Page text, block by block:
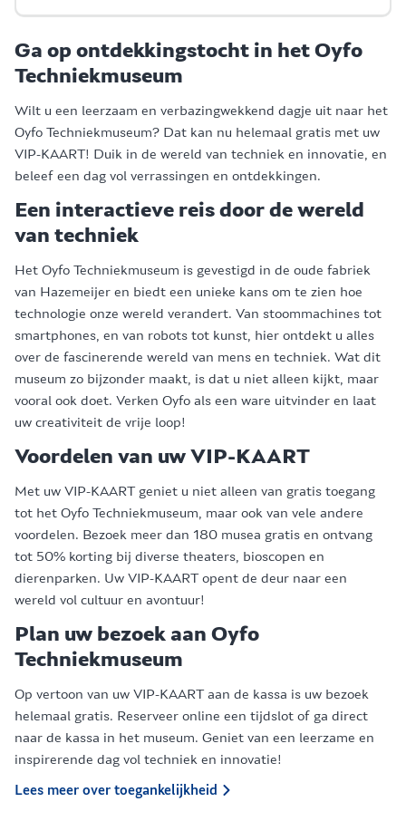
Ga op ontdekkingstocht in het Oyfo
Techniekmuseum
Wilt u een leerzaam en verbazingwekkend dagje uit naar het
Oyfo Techniekmuseum? Dat kan nu helemaal gratis met uw
VIP-KAART! Duik in de wereld van techniek en innovatie, en
beleef een dag vol verrassingen en ontdekkingen.
Een interactieve reis door de wereld
van techniek
Het Oyfo Techniekmuseum is gevestigd in de oude fabriek
van Hazemeijer en biedt een unieke kans om te zien hoe
technologie onze wereld verandert. Van stoommachines tot
smartphones, en van robots tot kunst, hier ontdekt u alles
over de fascinerende wereld van mens en techniek. Wat dit
museum zo bijzonder maakt, is dat u niet alleen kijkt, maar
vooral ook doet. Verken Oyfo als een ware uitvinder en laat
uw creativiteit de vrije loop!
Voordelen van uw VIP-KAART
Met uw VIP-KAART geniet u niet alleen van gratis toegang
tot het Oyfo Techniekmuseum, maar ook van vele andere
voordelen. Bezoek meer dan 180 musea gratis en ontvang
tot 50% korting bij diverse theaters, bioscopen en
dierenparken. Uw VIP-KAART opent de deur naar een
wereld vol cultuur en avontuur!
Plan uw bezoek aan Oyfo
Techniekmuseum
Op vertoon van uw VIP-KAART aan de kassa is uw bezoek
helemaal gratis. Reserveer online een tijdslot of ga direct
naar de kassa in het museum. Geniet van een leerzame en
inspirerende dag vol techniek en innovatie!
Lees meer over toegankelijkheid